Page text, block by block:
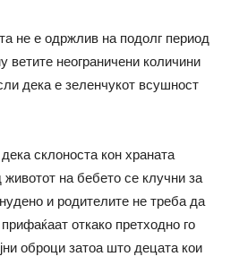
не е одржлив на подолг период
ветите неограничени количини
дека е зеленчукот всушност
склоноста кон храната
на бебето се клучни за
и родителите не треба да
откако претходно го
оброци затоа што децата кои